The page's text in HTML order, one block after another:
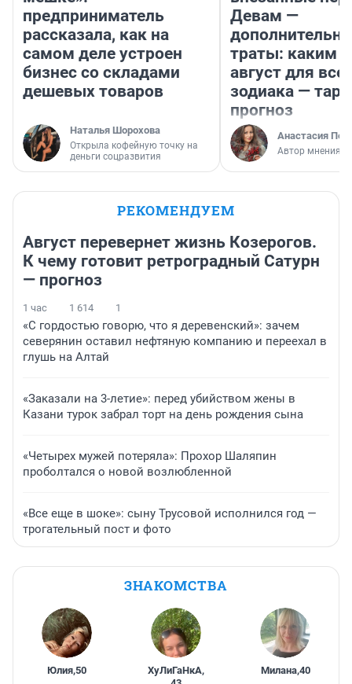
предприниматель
рассказала, как на
самом деле устроен
бизнес со складами
дешевых товаров
Наталья Шорохова
Открыла кофейную точку на
деньги соцразвития
Девам —
траты: каким
август для
зодиака —
прогноз
Анастасия
Автор мнения
РЕКОМЕНДУЕМ
Август перевернет жизнь Козерогов.
К чему готовит ретроградный Сатурн
— прогноз
1 час 1 614 1
«С гордостью говорю, что я деревенский»: зачем
северянин оставил нефтяную компанию и переехал в
глушь на Алтай
«Заказали на 3-летие»: перед убийством жены в
Казани турок забрал торт на день рождения сына
«Четырех мужей потеряла»: Прохор Шаляпин
проболтался о новой возлюбленной
«Все еще в шоке»: сыну Трусовой исполнился год —
трогательный пост и фото
ЗНАКОМСТВА
Юлия,50 ХуЛиГаНкА,
Милана,40